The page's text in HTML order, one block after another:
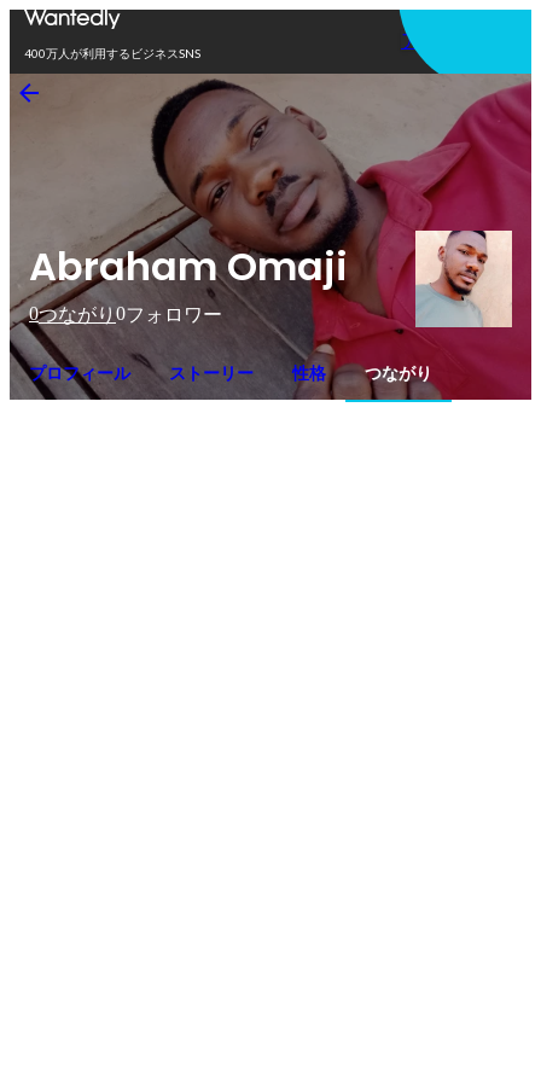
400万人が利用するビジネスSNS
アプリを使う
Abraham Omaji
0つながり0フォロワー
プロフィール ストーリー 性格 つながり